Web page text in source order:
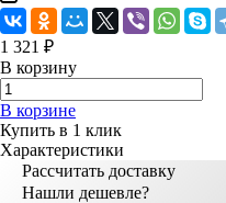
1 321 ₽
В корзину
В корзине
Купить в 1 клик
Характеристики
Рассчитать доставку
Нашли дешевле?